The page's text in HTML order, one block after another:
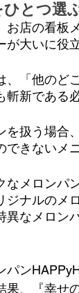
とつ選
お店の看板
が大いに役
、「他のど
新である
を扱う場合
きないメ
なメロンパ
ジナルのメ
異なメロン
パン
果、『幸せ